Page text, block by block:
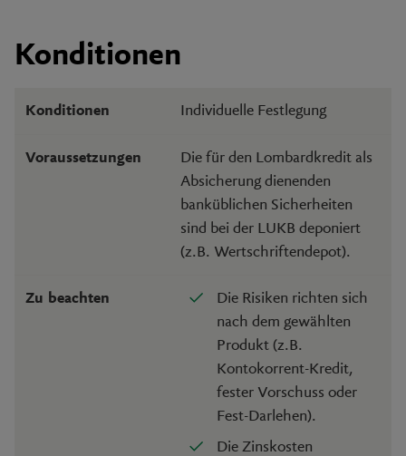
Konditionen
Konditionen Individuelle Festlegung
Voraussetzungen
Die für den Lombardkredit als
Absicherung dienenden
banküblichen Sicherheiten
sind bei der LUKB deponiert
(z.B. Wertschriftendepot).
Zu beachten
Die Risiken richten sich
nach dem gewählten
Produkt (z.B.
Kontokorrent-Kredit,
fester Vorschuss oder
Fest-Darlehen).
Die Zinskosten